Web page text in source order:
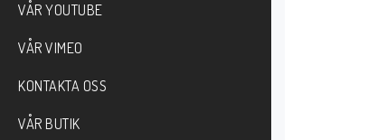
VÅR YOUTUBE
VÅR VIMEO
KONTAKTA OSS
VÅR BUTIK